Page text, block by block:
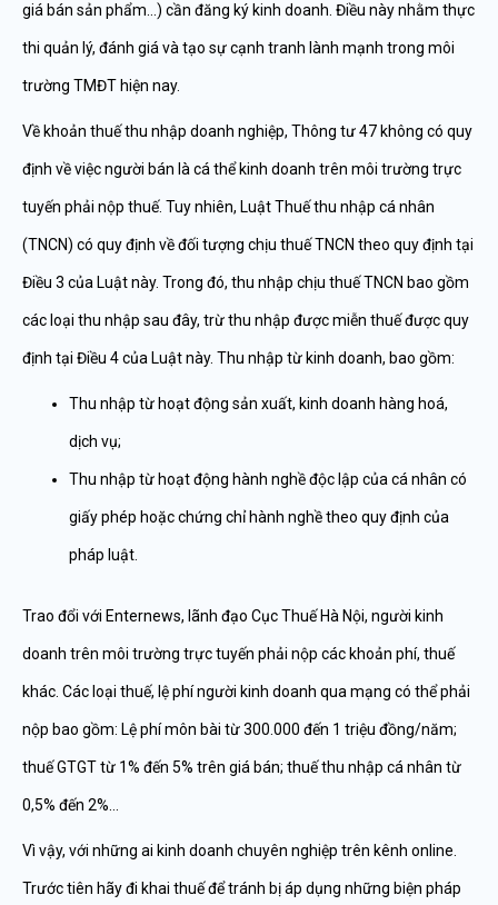
giá bán sản phẩm…) cần đăng ký kinh doanh. Điều này nhằm thực
thi quản lý, đánh giá và tạo sự cạnh tranh lành mạnh trong môi
trường TMĐT hiện nay.
Về khoản thuế thu nhập doanh nghiệp, Thông tư 47 không có quy
định về việc người bán là cá thể kinh doanh trên môi trường trực
tuyến phải nộp thuế. Tuy nhiên, Luật Thuế thu nhập cá nhân
(TNCN) có quy định về đối tượng chịu thuế TNCN theo quy định tại
Điều 3 của Luật này. Trong đó, thu nhập chịu thuế TNCN bao gồm
các loại thu nhập sau đây, trừ thu nhập được miễn thuế được quy
định tại Điều 4 của Luật này. Thu nhập từ kinh doanh, bao gồm:
Thu nhập từ hoạt động sản xuất, kinh doanh hàng hoá,
dịch vụ;
Thu nhập từ hoạt động hành nghề độc lập của cá nhân có
giấy phép hoặc chứng chỉ hành nghề theo quy định của
pháp luật.
Trao đổi với Enternews, lãnh đạo Cục Thuế Hà Nội, người kinh
doanh trên môi trường trực tuyến phải nộp các khoản phí, thuế
khác. Các loại thuế, lệ phí người kinh doanh qua mạng có thể phải
nộp bao gồm: Lệ phí môn bài từ 300.000 đến 1 triệu đồng/năm;
thuế GTGT từ 1% đến 5% trên giá bán; thuế thu nhập cá nhân từ
0,5% đến 2%…
Vì vậy, với những ai kinh doanh chuyên nghiệp trên kênh online.
Trước tiên hãy đi khai thuế để tránh bị áp dụng những biện pháp